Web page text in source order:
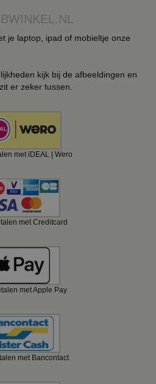
je laptop, ipad of mobieltje onze
kijk bij de afbeeldingen en
er zeker tussen.
met iDEAL | Wero
met Creditcard
met Apple Pay
met Bancontact